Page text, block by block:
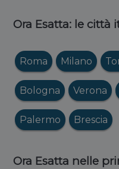
Ora Esatta: le città
Roma Milano
Bologna Verona
Palermo Brescia
Ora Esatta nelle